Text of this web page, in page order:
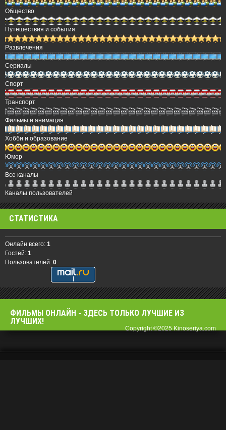
Общество
Путешествия и события
Развлечения
Сериалы
Спорт
Транспорт
Фильмы и анимация
Хобби и образование
Юмор
Все каналы
Каналы пользователей
СТАТИСТИКА
Онлайн всего: 1
Гостей: 1
Пользователей: 0
ФИЛЬМЫ OНЛАЙН - ЗДЕСЬ ТОЛЬКО ЛУЧШИЕ ИЗ
ЛУЧШИХ!
Copyright ©2025 Kinoseriya.com